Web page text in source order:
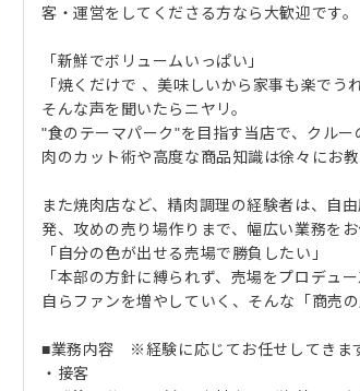
客・運営をしてくださる方なら大歓迎です。
「新鮮でボリュームいっぱい」
「焼くだけで 、美味しいから家事も楽でう
そんな声を聞いたらニヤリ。
"食のテーマパーク"を目指す当店で、クルー
肉のカット術や高度な商品知識は徐々にお
また焼肉店など、精肉調理の経験者は、自
発、攻めの売り場作りまで、幅広い業務をお
「自分の色が出せる売場で勝負したい」
「本部の方針に縛られず、売場をプロデュ
自らファンを増やしていく、そんな「商売
■業務内容 ※経験に応じてお任せしてきま
・接客